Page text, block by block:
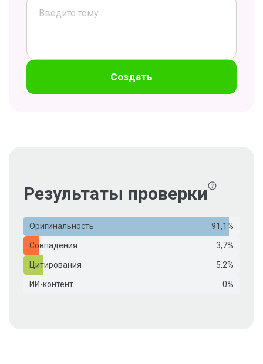
Создать
Результаты проверки
Оригинальность 91,1%
Совпадения 3,7%
Цитирования 5,2%
ИИ-контент 0%